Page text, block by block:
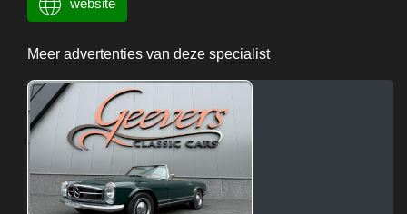
website
Meer advertenties van deze specialist